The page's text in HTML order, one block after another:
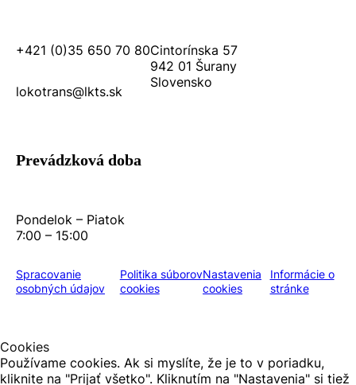
+421 (0)35 650 70 80
lokotrans@lkts.sk
Cintorínska 57
942 01 Šurany
Slovensko
Prevádzková doba
Pondelok – Piatok
7:00 – 15:00
Spracovanie
osobných údajov
Politika súborov
cookies
Nastavenia
cookies
Informácie o
stránke
Cookies
Používame cookies. Ak si myslíte, že je to v poriadku,
kliknite na "Prijať všetko". Kliknutím na "Nastavenia" si tiež